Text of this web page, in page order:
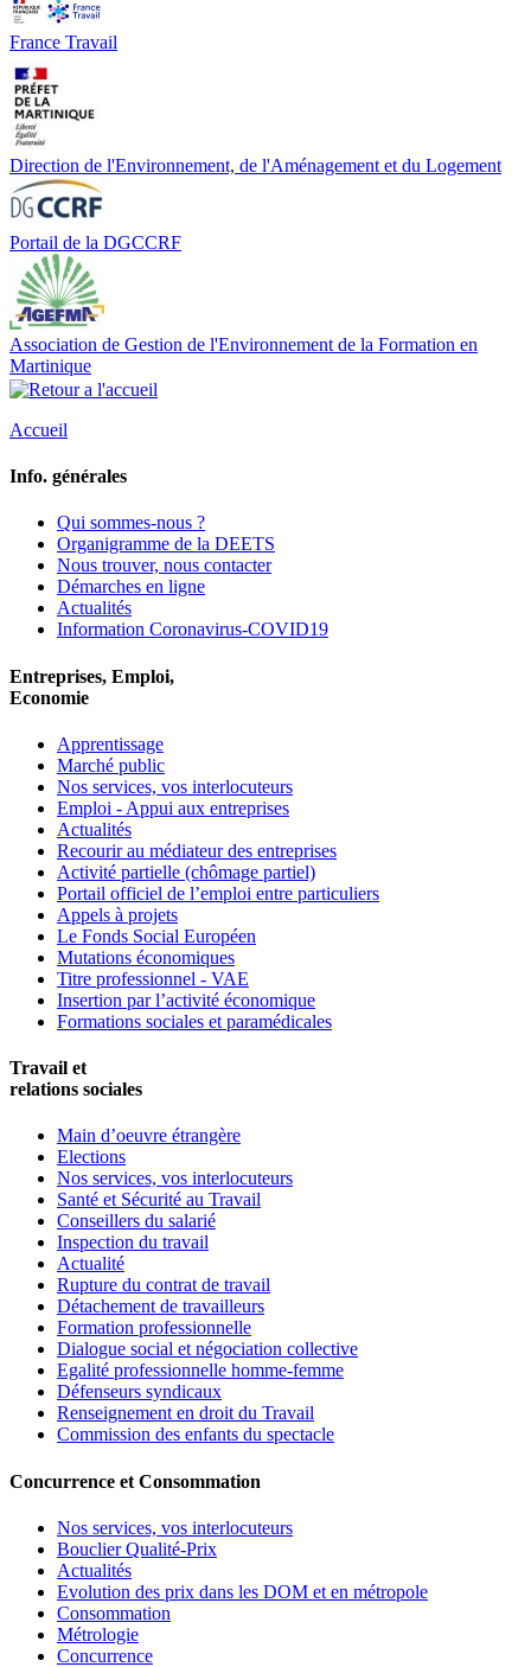
France Travail
Direction de l'Environnement, de l'Aménagement et du Logement
Portail de la DGCCRF
Association de Gestion de l'Environnement de la Formation en
Martinique
Accueil
Info. générales
Qui sommes-nous ?
Organigramme de la DEETS
Nous trouver, nous contacter
Démarches en ligne
Actualités
Information Coronavirus-COVID19
Entreprises, Emploi,
Economie
Apprentissage
Marché public
Nos services, vos interlocuteurs
Emploi - Appui aux entreprises
Actualités
Recourir au médiateur des entreprises
Activité partielle (chômage partiel)
Portail officiel de l’emploi entre particuliers
Appels à projets
Le Fonds Social Européen
Mutations économiques
Titre professionnel - VAE
Insertion par l’activité économique
Formations sociales et paramédicales
Travail et
relations sociales
Main d’oeuvre étrangère
Elections
Nos services, vos interlocuteurs
Santé et Sécurité au Travail
Conseillers du salarié
Inspection du travail
Actualité
Rupture du contrat de travail
Détachement de travailleurs
Formation professionnelle
Dialogue social et négociation collective
Egalité professionnelle homme-femme
Défenseurs syndicaux
Renseignement en droit du Travail
Commission des enfants du spectacle
Concurrence et Consommation
Nos services, vos interlocuteurs
Bouclier Qualité-Prix
Actualités
Evolution des prix dans les DOM et en métropole
Consommation
Métrologie
Concurrence